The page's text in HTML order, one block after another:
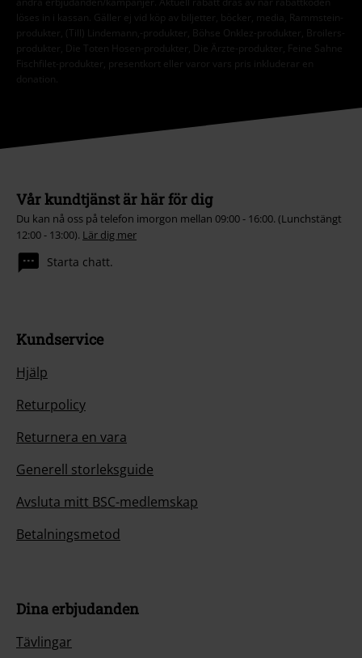
löses in i kassan. Gäller ej vid köp av biljetter, böcker, media, Rammstein-
produkter, (Till) Lindemann,-produkter, Böhse Onklez-produkter, Broilers-
produkter, Die Toten Hosen-produkter, Die Ärzte-produkter, Feine Sahne
Fischfilet-produkter, presentkort eller varor vars pris inkluderar en
donation.
Vår kundtjänst är här för dig
Du kan nå oss på telefon imorgon mellan 09:00 - 16:00. (Lunchstängt
12:00 - 13:00). Lär dig mer
Starta chatt.
Kundservice
Hjälp
Returpolicy
Returnera en vara
Generell storleksguide
Avsluta mitt BSC-medlemskap
Betalningsmetod
Dina erbjudanden
Tävlingar